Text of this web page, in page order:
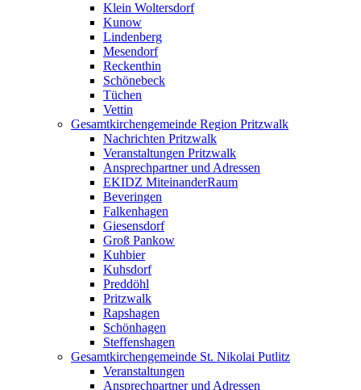
Klein Woltersdorf
Kunow
Lindenberg
Mesendorf
Reckenthin
Schönebeck
Tüchen
Vettin
Gesamtkirchengemeinde Region Pritzwalk
Nachrichten Pritzwalk
Veranstaltungen Pritzwalk
Ansprechpartner und Adressen
EKIDZ MiteinanderRaum
Beveringen
Falkenhagen
Giesensdorf
Groß Pankow
Kuhbier
Kuhsdorf
Preddöhl
Pritzwalk
Rapshagen
Schönhagen
Steffenshagen
Gesamtkirchengemeinde St. Nikolai Putlitz
Veranstaltungen
Ansprechpartner und Adressen